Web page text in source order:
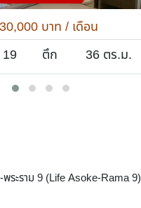
30,000บาท / เดือน
ตึก 36 ตร.ม.
ระราม 9 (Life Asoke-